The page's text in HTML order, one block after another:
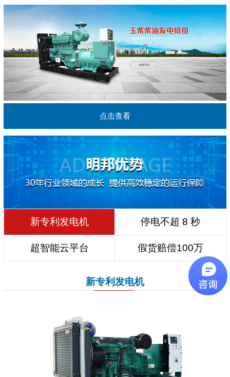
沃尔沃发电机
珀金斯发电机
点击查看
新专利发电机 停电不超 8 秒
超智能云平台 假货赔偿100万
新专利发电机